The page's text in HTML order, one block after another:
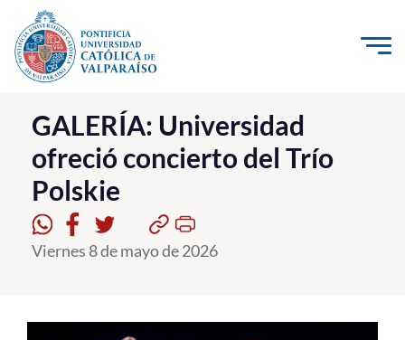
Click acá para ir directamente al contenido
La Universidad
Investigación, Creación e Innovación
PUCV Internacional
Vinculación con el Medio
Pregrado
GALERÍA: Universidad
ofreció concierto del Trío
Polskie
Viernes 8 de mayo de 2026